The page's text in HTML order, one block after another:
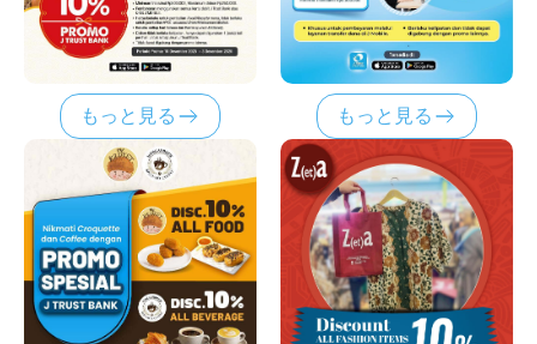
もっと見る もっと見る